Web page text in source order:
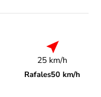
25 km/h
Rafales50 km/h